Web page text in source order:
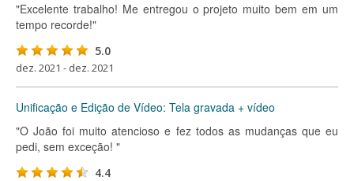
"Excelente trabalho! Me entregou o projeto muito bem em um
tempo recorde!"
5.0
dez. 2021 - dez. 2021
Unificação e Edição de Vídeo: Tela gravada + vídeo
"O João foi muito atencioso e fez todos as mudanças que eu
pedi, sem exceção! "
4.4